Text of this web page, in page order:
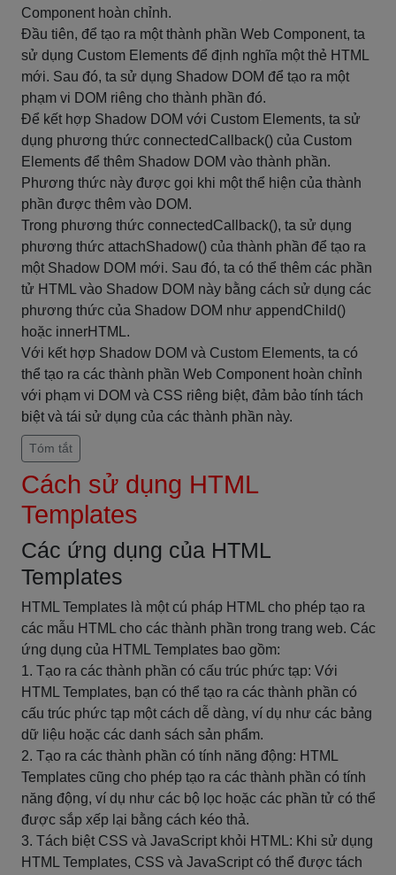
Component hoàn chỉnh.
Đầu tiên, để tạo ra một thành phần Web Component, ta
sử dụng Custom Elements để định nghĩa một thẻ HTML
mới. Sau đó, ta sử dụng Shadow DOM để tạo ra một
phạm vi DOM riêng cho thành phần đó.
Để kết hợp Shadow DOM với Custom Elements, ta sử
dụng phương thức connectedCallback() của Custom
Elements để thêm Shadow DOM vào thành phần.
Phương thức này được gọi khi một thể hiện của thành
phần được thêm vào DOM.
Trong phương thức connectedCallback(), ta sử dụng
phương thức attachShadow() của thành phần để tạo ra
một Shadow DOM mới. Sau đó, ta có thể thêm các phần
tử HTML vào Shadow DOM này bằng cách sử dụng các
phương thức của Shadow DOM như appendChild()
hoặc innerHTML.
Với kết hợp Shadow DOM và Custom Elements, ta có
thể tạo ra các thành phần Web Component hoàn chỉnh
với phạm vi DOM và CSS riêng biệt, đảm bảo tính tách
biệt và tái sử dụng của các thành phần này.
Tóm tắt
Cách sử dụng HTML
Templates
Các ứng dụng của HTML
Templates
HTML Templates là một cú pháp HTML cho phép tạo ra
các mẫu HTML cho các thành phần trong trang web. Các
ứng dụng của HTML Templates bao gồm:
1. Tạo ra các thành phần có cấu trúc phức tạp: Với
HTML Templates, bạn có thể tạo ra các thành phần có
cấu trúc phức tạp một cách dễ dàng, ví dụ như các bảng
dữ liệu hoặc các danh sách sản phẩm.
2. Tạo ra các thành phần có tính năng động: HTML
Templates cũng cho phép tạo ra các thành phần có tính
năng động, ví dụ như các bộ lọc hoặc các phần tử có thể
được sắp xếp lại bằng cách kéo thả.
3. Tách biệt CSS và JavaScript khỏi HTML: Khi sử dụng
HTML Templates, CSS và JavaScript có thể được tách